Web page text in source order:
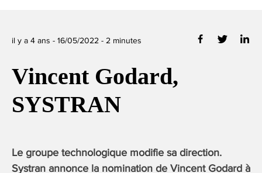
il y a 4 ans - 16/05/2022 - 2 minutes
Vincent Godard,
SYSTRAN
Le groupe technologique modifie sa direction.
Systran annonce la nomination de Vincent Godard à